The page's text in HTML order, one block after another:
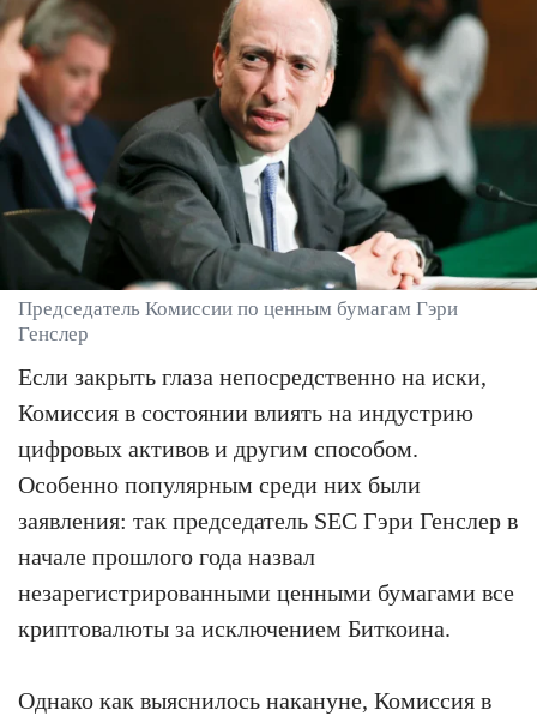
Председатель Комиссии по ценным бумагам Гэри
Генслер
Если закрыть глаза непосредственно на иски,
Комиссия в состоянии влиять на индустрию
цифровых активов и другим способом.
Особенно популярным среди них были
заявления: так председатель SEC Гэри Генслер в
начале прошлого года назвал
незарегистрированными ценными бумагами все
криптовалюты за исключением Биткоина.
Однако как выяснилось накануне, Комиссия в